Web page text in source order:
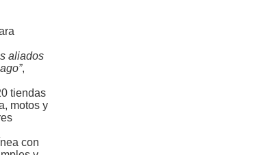
aliados
,
tiendas
motos y
con